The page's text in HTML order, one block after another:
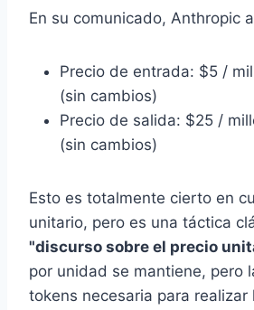
En su comunicado, Anthropic
Precio de entrada: $5 /
(sin cambios)
Precio de salida: $25 /
(sin cambios)
Esto es totalmente cierto en
unitario, pero es una táctica
"discurso sobre el precio
por unidad se mantiene, pero
tokens necesaria para realizar